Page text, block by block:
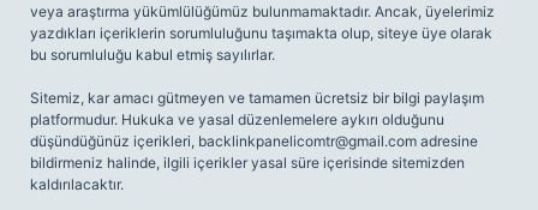
veya araştırma yükümlülüğümüz bulunmamaktadır. Ancak, üyelerimiz
yazdıkları içeriklerin sorumluluğunu taşımakta olup, siteye üye olarak
bu sorumluluğu kabul etmiş sayılırlar.
Sitemiz, kar amacı gütmeyen ve tamamen ücretsiz bir bilgi paylaşım
platformudur. Hukuka ve yasal düzenlemelere aykırı olduğunu
düşündüğünüz içerikleri, backlinkpanelicomtr@gmail.com adresine
bildirmeniz halinde, ilgili içerikler yasal süre içerisinde sitemizden
kaldırılacaktır.